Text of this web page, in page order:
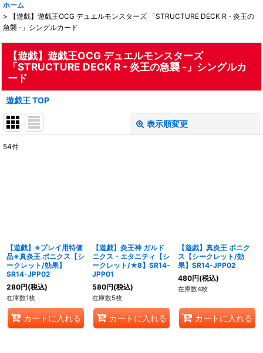
ホーム
>
【遊戯】遊戯王OCG デュエルモンスターズ 「STRUCTURE DECK R - 炎王の
急襲 -」シングルカード
【遊戯】遊戯王OCG デュエルモンスターズ
「STRUCTURE DECK R - 炎王の急襲 -」シングルカ
ード
遊戯王 TOP
表示順変更
絞り込む
54件
【遊戯】※プレイ用特価
品※真炎王 ポニクス【シ
ークレット/効果】
SR14-JPP02
280円(税込)
在庫数1枚
カートに入れる
【遊戯】炎王神 ガルド
ニクス・エタニティ【シ
ークレット/★8】SR14-
JPP01
580円(税込)
在庫数5枚
カートに入れる
【遊戯】真炎王 ポニク
ス【シークレット/効
果】SR14-JPP02
480円(税込)
在庫数4枚
カートに入れる